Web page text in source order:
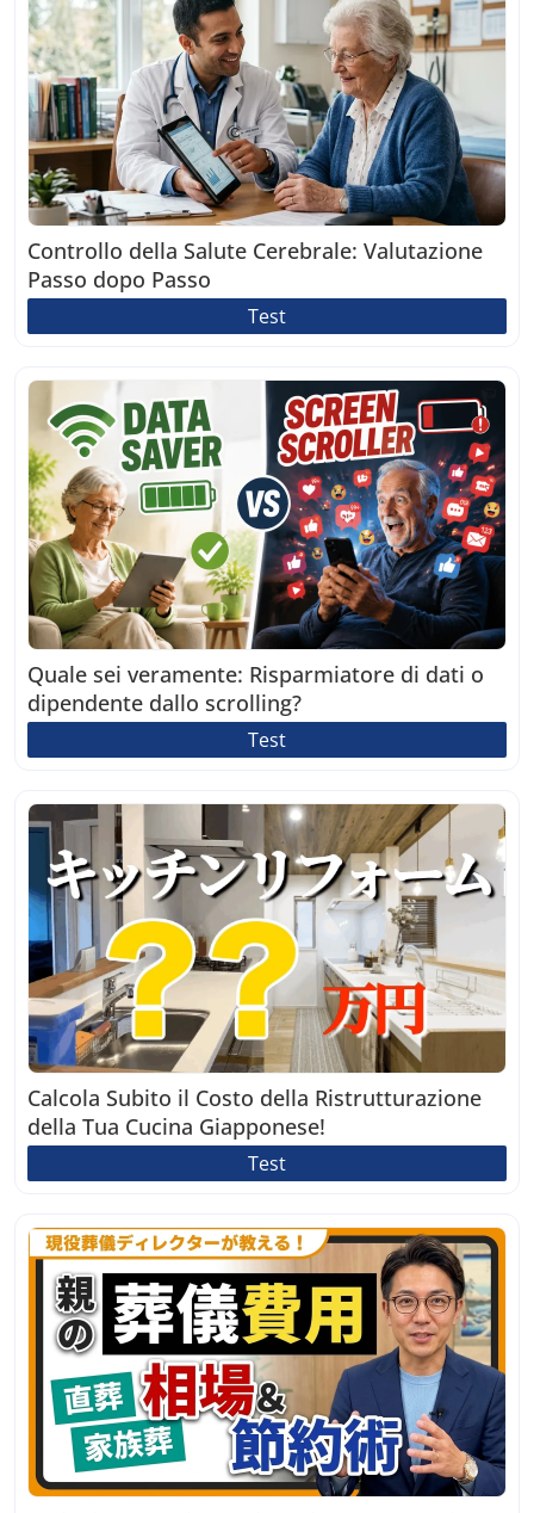
Controllo della Salute Cerebrale: Valutazione
Passo dopo Passo
Test
Quale sei veramente: Risparmiatore di dati o
dipendente dallo scrolling?
Test
Calcola Subito il Costo della Ristrutturazione
della Tua Cucina Giapponese!
Test